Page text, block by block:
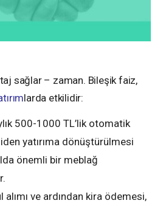
sağlar – zaman. Bileşik faiz,
larda etkilidir:
500-1000 TL’lik otomatik
yatırıma dönüştürülmesi
önemli bir meblağ
ve ardından kira ödemesi,